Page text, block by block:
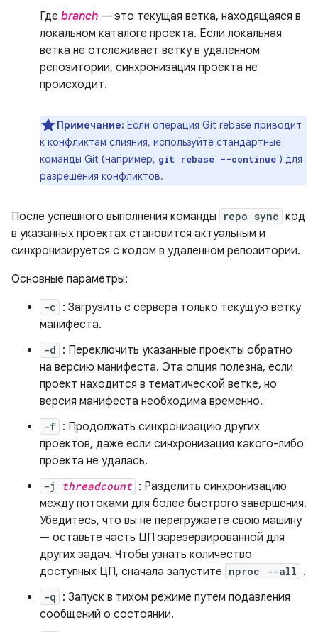
Где branch — это текущая ветка, находящаяся в
локальном каталоге проекта. Если локальная
ветка не отслеживает ветку в удаленном
репозитории, синхронизация проекта не
происходит.
Примечание: Если операция Git rebase приводит
к конфликтам слияния, используйте стандартные
команды Git (например, git rebase --continue ) для
разрешения конфликтов.
После успешного выполнения команды repo sync код
в указанных проектах становится актуальным и
синхронизируется с кодом в удаленном репозитории.
Основные параметры:
-c : Загрузить с сервера только текущую ветку
манифеста.
-d : Переключить указанные проекты обратно
на версию манифеста. Эта опция полезна, если
проект находится в тематической ветке, но
версия манифеста необходима временно.
-f : Продолжать синхронизацию других
проектов, даже если синхронизация какого-либо
проекта не удалась.
-j threadcount : Разделить синхронизацию
между потоками для более быстрого завершения.
Убедитесь, что вы не перегружаете свою машину
— оставьте часть ЦП зарезервированной для
других задач. Чтобы узнать количество
доступных ЦП, сначала запустите nproc --all .
-q : Запуск в тихом режиме путем подавления
сообщений о состоянии.